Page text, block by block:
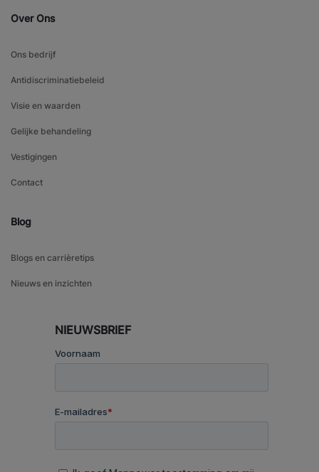
Over Ons
Ons bedrijf
Antidiscriminatiebeleid
Visie en waarden
Gelijke behandeling
Vestigingen
Contact
Blog
Blogs en carrièretips
Nieuws en inzichten
NIEUWSBRIEF